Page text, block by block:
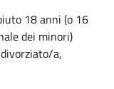
18 anni (o 16
dei minori)
a,